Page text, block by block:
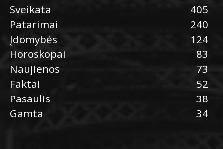
Sveikata
405
Patarimai
240
Įdomybės
124
Horoskopai
83
Naujienos
73
Faktai
52
Pasaulis
38
Gamta
34